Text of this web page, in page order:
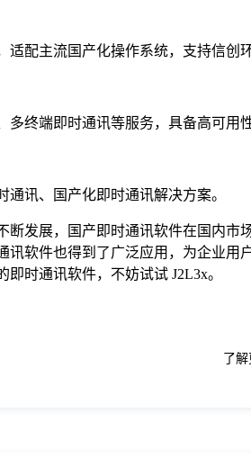
配主流国产化操作系统，支持信创环
多终端即时通讯等服务，具备高可用
讯、国产化即时通讯解决方案。
断发展，国产即时通讯软件在国内市
讯软件也得到了广泛应用，为企业用
时通讯软件，不妨试试 J2L3x。
了